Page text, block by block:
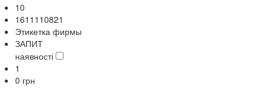
10
1611110821
Этикетка фирмы
ЗАПИТ
наявності
1
0 грн